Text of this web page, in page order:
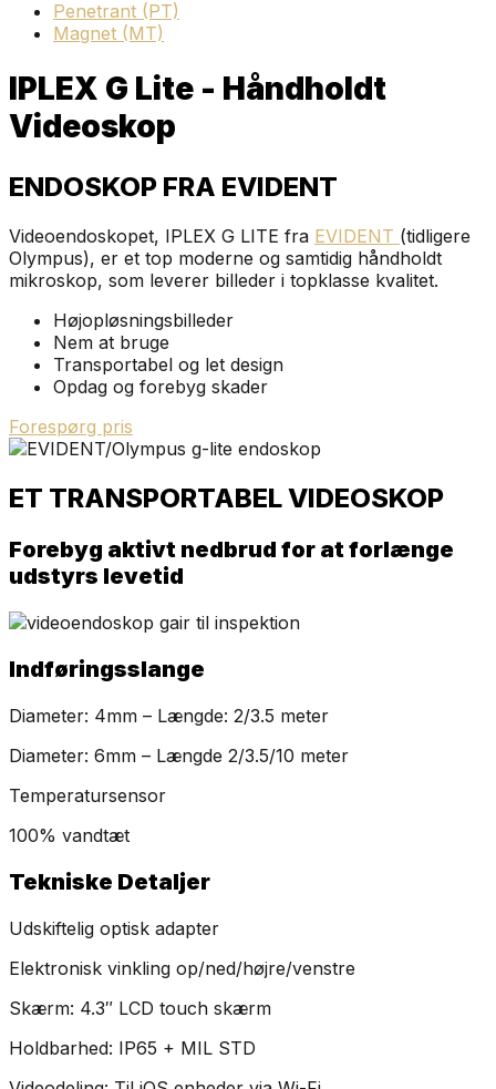
Penetrant (PT)
Magnet (MT)
IPLEX G Lite - Håndholdt
Videoskop
ENDOSKOP FRA EVIDENT
Videoendoskopet, IPLEX G LITE fra EVIDENT (tidligere
Olympus), er et top moderne og samtidig håndholdt
mikroskop, som leverer billeder i topklasse kvalitet.
Højopløsningsbilleder
Nem at bruge
Transportabel og let design
Opdag og forebyg skader
Forespørg pris
ET TRANSPORTABEL VIDEOSKOP
Forebyg aktivt nedbrud for at forlænge
udstyrs levetid
Indføringsslange
Diameter: 4mm – Længde: 2/3.5 meter
Diameter: 6mm – Længde 2/3.5/10 meter
Temperatursensor
100% vandtæt
Tekniske Detaljer
Udskiftelig optisk adapter
Elektronisk vinkling op/ned/højre/venstre
Skærm: 4.3″ LCD touch skærm
Holdbarhed: IP65 + MIL STD